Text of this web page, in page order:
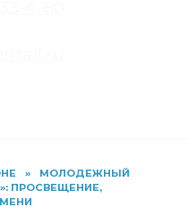
»
МОЛОДЕЖНЫЙ
ПРОСВЕЩЕНИЕ,